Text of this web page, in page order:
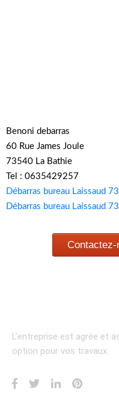
Benoni debarras
60 Rue James Joule
73540 La Bathie
Tel : 0635429257
Débarras bureau Laissaud
Débarras bureau Laissaud
Contactez-
L’entreprise est agrée et
option pour vos travaux.